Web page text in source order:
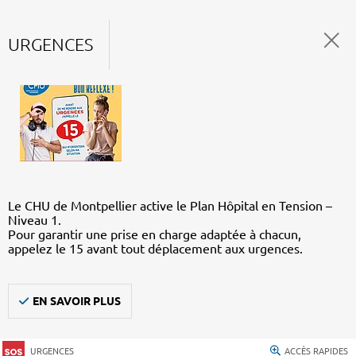
URGENCES
Le CHU de Montpellier active le Plan Hôpital en Tension –
Niveau 1.
Pour garantir une prise en charge adaptée à chacun,
appelez le 15 avant tout déplacement aux urgences.
EN SAVOIR PLUS
URGENCES ACCÈS RAPIDES